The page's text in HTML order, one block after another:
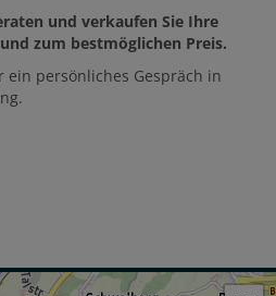
und verkaufen Sie Ihre
zum bestmöglichen Preis.
persönliches Gespräch in